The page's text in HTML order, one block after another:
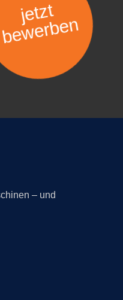
jetzt
bewerben
– und